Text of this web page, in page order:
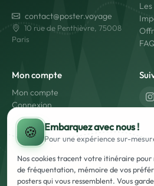
contact@poster.voyage
10 rue de Penthièvre, 75008
Paris
Mon compte
Mon compte
Connexion
Créer un compte
🍪 Embarquez avec nous !
Pour une expériencesur-
Nos cookies tracent votre itinéraire pour
de fréquentation, mémoire de vos
posters qui vous ressemblent. Vous